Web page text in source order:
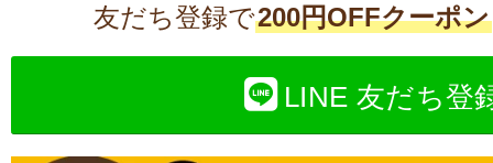
友だち登録で200円OFFクーポン
LINE 友だち登